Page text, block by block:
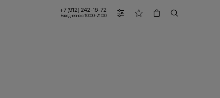
+7 (912) 242-16-72
Ежедневно с 10:00-21:00